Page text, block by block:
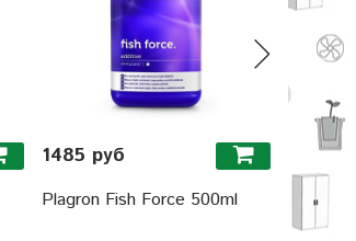
1485 руб
Plagron Fish Force 500ml
от